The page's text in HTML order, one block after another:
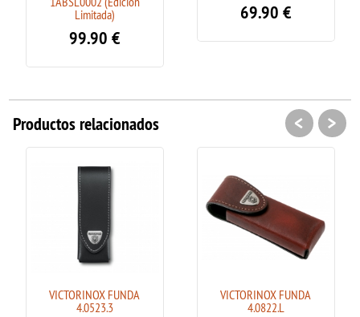
Limitada)
99.90 €
69.90 €
Productos relacionados
VICTORINOX FUNDA
4.0523.3
VICTORINOX FUNDA
4.0822.L
< >